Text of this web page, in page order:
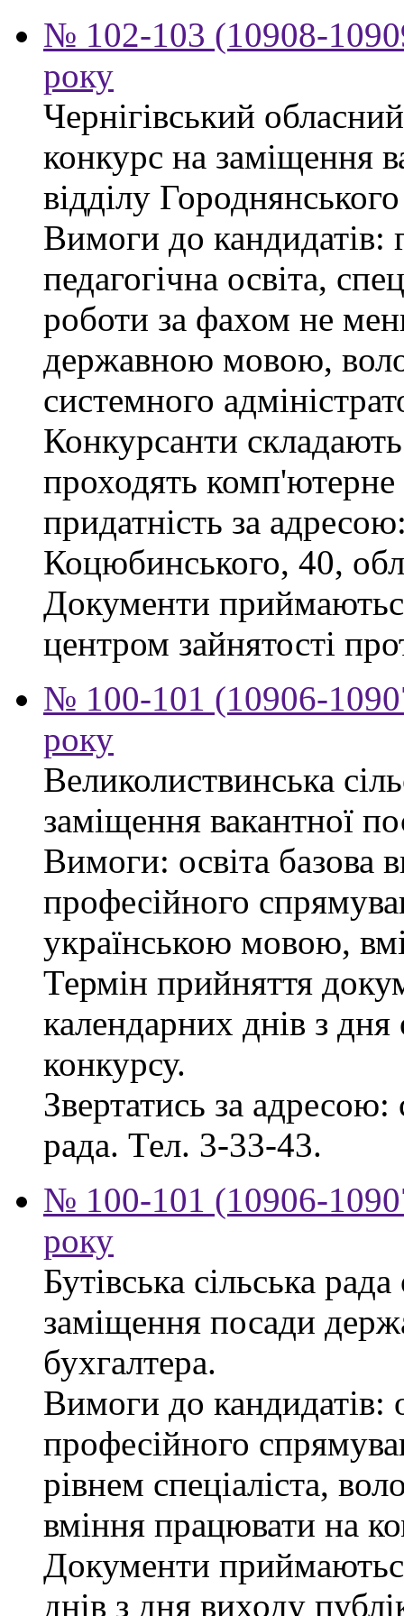
№ 102-103 (10908-
року
Чернігівський
конкурс на заміщення
відділу
Вимоги до кандидатів:
педагогічна освіта,
роботи за фахом не
державною мовою,
системного
Конкурсанти
проходять комп'ютерне
придатність за
Коцюбинського, 40,
Документи
центром зайнятості
№ 100-101 (10906-
року
Великолиствинська
заміщення вакантної
Вимоги: освіта базова
професійного
українською мовою,
Термін прийняття
календарних днів з
конкурсу.
Звертатись за
рада. Тел. 3-33-43.
№ 100-101 (10906-
року
Бутівська сільська
заміщення посади
бухгалтера.
Вимоги до кандидатів:
професійного
рівнем спеціаліста,
вміння працювати на
Документи
днів з дня виходу